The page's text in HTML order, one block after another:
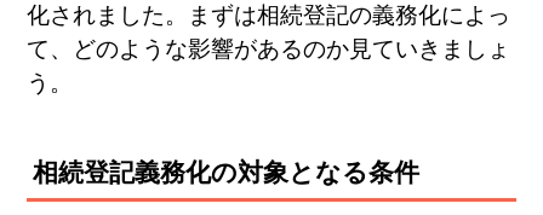
化されました。まずは相続登記の義務化によっ
て、どのような影響があるのか見ていきましょ
う。
相続登記義務化の対象となる条件